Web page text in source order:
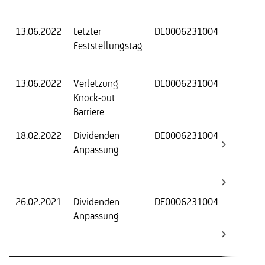
13.06.2022
Letzter
Feststellungstag
DE0006231004
13.06.2022
Verletzung
Knock-out
Barriere
DE0006231004
18.02.2022
Dividenden
Anpassung
DE0006231004
26.02.2021
Dividenden
Anpassung
DE0006231004